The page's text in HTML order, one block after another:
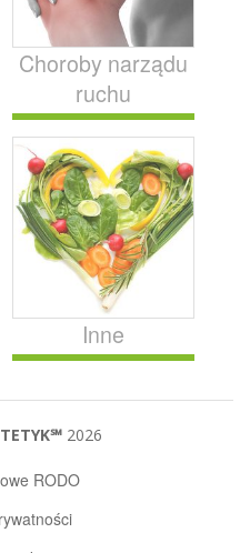
Choroby narządu
ruchu
Inne
2026
RODO